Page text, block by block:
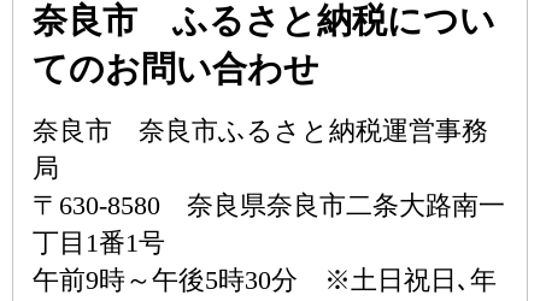
奈良市 ふるさと納税につい
てのお問い合わせ
奈良市 奈良市ふるさと納税運営事務
局
〒630-8580 奈良県奈良市二条大路南一
丁目1番1号
午前9時～午後5時30分 ※土日祝日､年